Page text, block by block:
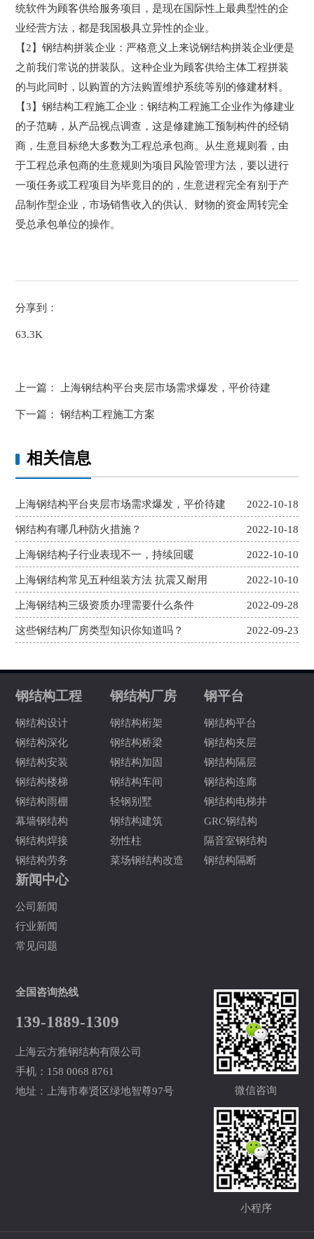
统软件为顾客供给服务项目，是现在国际性上最典型性的企
业经营方法，都是我国极具立异性的企业。
【2】钢结构拼装企业：严格意义上来说钢结构拼装企业便是
之前我们常说的拼装队。这种企业为顾客供给主体工程拼装
的与此同时，以购置的方法购置维护系统等别的修建材料。
【3】钢结构工程施工企业：钢结构工程施工企业作为修建业
的子范畴，从产品视点调查，这是修建施工预制构件的经销
商，生意目标绝大多数为工程总承包商。从生意规则看，由
于工程总承包商的生意规则为项目风险管理方法，要以进行
一项任务或工程项目为毕竟目的的，生意进程完全有别于产
品制作型企业，市场销售收入的供认、财物的资金周转完全
受总承包单位的操作。
分享到：
63.3K
上一篇： 上海钢结构平台夹层市场需求爆发，平价待建
下一篇： 钢结构工程施工方案
相关信息
2022-10-18
上海钢结构平台夹层市场需求爆发，平价待建
2022-10-18
钢结构有哪几种防火措施？
2022-10-10
上海钢结构子行业表现不一，持续回暖
2022-10-10
上海钢结构常见五种组装方法 抗震又耐用
2022-09-28
上海钢结构三级资质办理需要什么条件
2022-09-23
这些钢结构厂房类型知识你知道吗？
钢结构工程
钢结构设计
钢结构深化
钢结构安装
钢结构楼梯
钢结构雨棚
幕墙钢结构
钢结构焊接
钢结构劳务
钢结构厂房
钢结构桁架
钢结构桥梁
钢结构加固
钢结构车间
轻钢别墅
钢结构建筑
劲性柱
菜场钢结构改造
钢平台
钢结构平台
钢结构夹层
钢结构隔层
钢结构连廊
钢结构电梯井
GRC钢结构
隔音室钢结构
钢结构隔断
新闻中心
公司新闻
行业新闻
常见问题
全国咨询热线
139-1889-1309
上海云方雅钢结构有限公司
手机：158 0068 8761
地址：上海市奉贤区绿地智尊97号
微信咨询
小程序